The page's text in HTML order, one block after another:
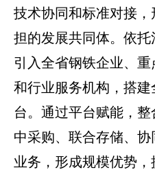
技术协同和标准对接
担的发展共同体。依托
引入全省钢铁企业、
和行业服务机构，搭
台。通过平台赋能，
中采购、联合存储、
业务，形成规模优势